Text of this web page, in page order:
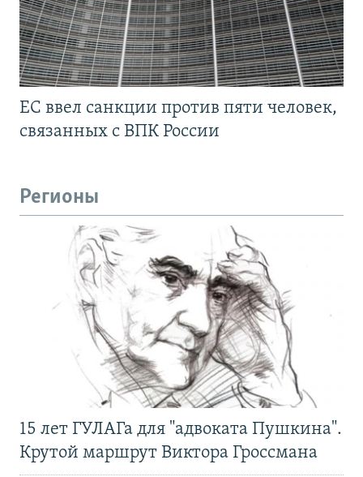
ЕС ввел санкции против пяти человек,
связанных с ВПК России
Регионы
15 лет ГУЛАГа для "адвоката Пушкина".
Крутой маршрут Виктора Гроссмана